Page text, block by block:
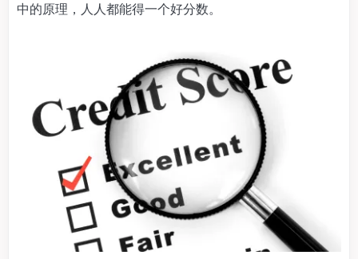
中的原理，人人都能得一个好分数。